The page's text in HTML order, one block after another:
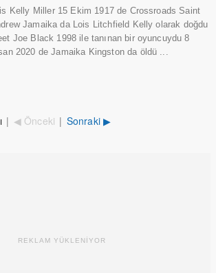
Kelly Miller 15 Ekim 1917 de Crossroads Saint
Jamaika da Lois Litchfield Kelly olarak doğdu
Joe Black 1998 ile tanınan bir oyuncuydu 8
2020 de Jamaika Kingston da öldü ...
| ◀ Önceki | Sonraki ▶
REKLAM YÜKLENİYOR